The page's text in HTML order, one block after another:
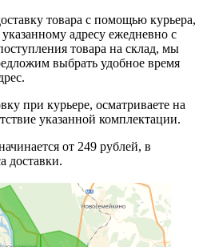
товара с помощью курьера,
адресу ежедневно с
товара на склад, мы
выбрать удобное время
при курьере, осматриваете на
указанной комплектации.
от 249 рублей, в
доставки.